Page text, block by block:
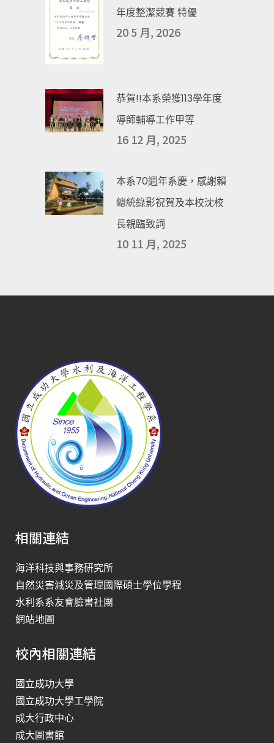
年度整潔競賽 特優
20 5 月, 2026
恭賀!!本系榮獲113學年度
導師輔導工作甲等
16 12 月, 2025
本系70週年系慶，感謝賴
總統錄影祝賀及本校沈校
長親臨致詞
10 11 月, 2025
相關連結
海洋科技與事務研究所
自然災害減災及管理國際碩士學位學程
水利系系友會臉書社團
網站地圖
校內相關連結
國立成功大學
國立成功大學工學院
成大行政中心
成大圖書館